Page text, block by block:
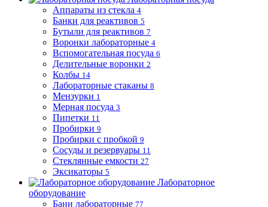
Аппараты из стекла 4
Банки для реактивов 5
Бутыли для реактивов 7
Воронки лабораторные 4
Вспомогательная посуда 6
Делительные воронки 2
Колбы 14
Лабораторные стаканы 8
Мензурки 1
Мерная посуда 3
Пипетки 11
Пробирки 9
Пробирки с пробкой 9
Сосуды и резервуары 11
Стеклянные емкости 27
Эксикаторы 5
Лабораторное
оборудование
Бани лабораторные 77